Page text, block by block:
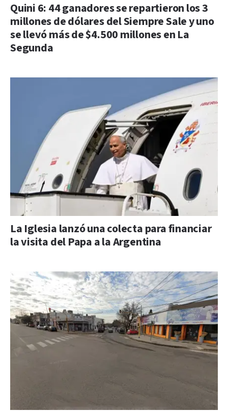
Quini 6: 44 ganadores se repartieron los 3
millones de dólares del Siempre Sale y uno
se llevó más de $4.500 millones en La
Segunda
La Iglesia lanzó una colecta para financiar
la visita del Papa a la Argentina